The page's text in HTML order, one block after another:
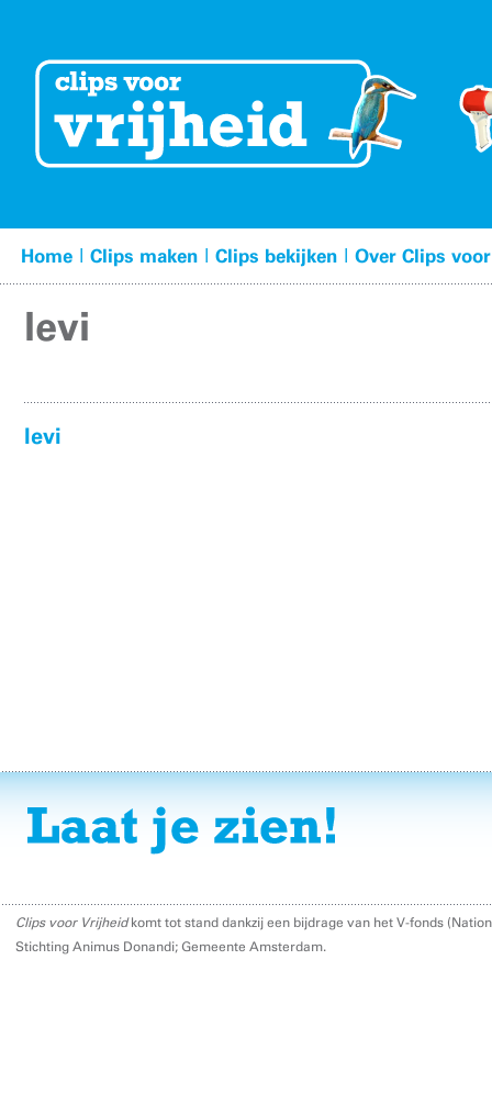
Home | Clips maken | Clips bekijken | Over Clips
levi
levi
Clips voor Vrijheidkomt tot stand dankzij een bijdrage van het V-fonds
Stichting Animus Donandi; Gemeente Amsterdam.